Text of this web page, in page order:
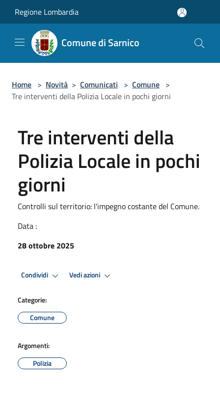
Regione Lombardia
Comune di Sarnico
Home > Novità > Comunicati > Comune >
Tre interventi della Polizia Locale in pochi giorni
Tre interventi della
Polizia Locale in pochi
giorni
Controlli sul territorio: l'impegno costante del Comune.
Data :
28 ottobre 2025
Condividi Vedi azioni
Categorie:
Comune
Argomenti:
Polizia